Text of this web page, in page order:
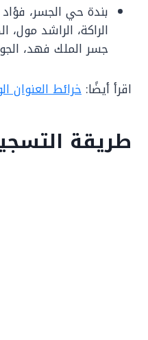
بندة حي الجسر،
الراكة، الراشد مول،
جسر الملك فهد،
اقرأ أيضًا: خرائط العنوان
طريقة